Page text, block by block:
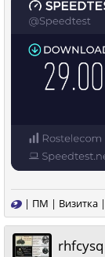
| ПМ | Визитка |
rhfcysq